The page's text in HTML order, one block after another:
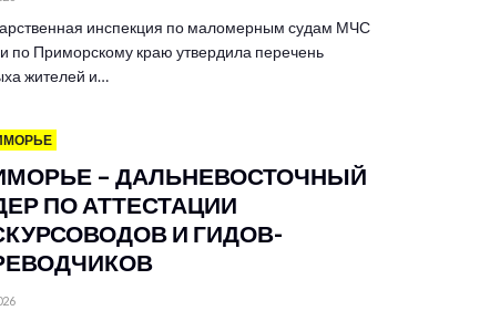
инспекция по маломерным судам МЧС
по Приморскому краю утвердила перечень
жителей и…
– ДАЛЬНЕВОСТОЧНЫЙ
ПО АТТЕСТАЦИИ
И ГИДОВ-